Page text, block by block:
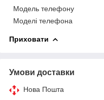
Модель телефону
Моделі телефона
Приховати
Умови доставки
Нова Пошта